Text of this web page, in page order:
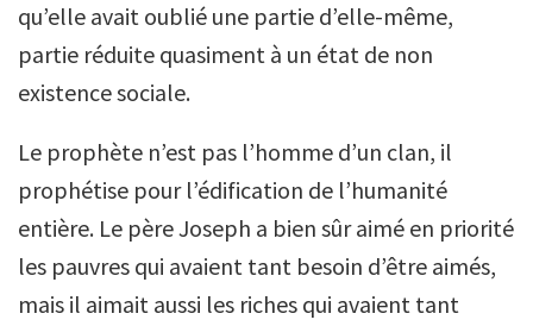
qu’elle avait oublié une partie d’elle-même,
partie réduite quasiment à un état de non
existence sociale.
Le prophète n’est pas l’homme d’un clan, il
prophétise pour l’édification de l’humanité
entière. Le père Joseph a bien sûr aimé en priorité
les pauvres qui avaient tant besoin d’être aimés,
mais il aimait aussi les riches qui avaient tant